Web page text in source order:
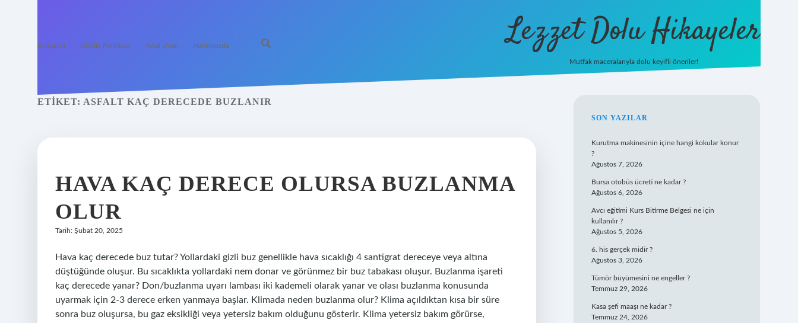
Anasayfa Gizlilik Politikası Yasal Uyarı Hakkımızda Lezzet Dolu Hikayeler
Mutfak maceralarıyla dolu keyifli öneriler!
ETIKET: ASFALT KAÇ DERECEDE BUZLANIR
HAVA KAÇ DERECE OLURSA BUZLANMA
OLUR
Tarih: Şubat 20, 2025
Hava kaç derecede buz tutar? Yollardaki gizli buz genellikle hava sıcaklığı 4 santigrat dereceye veya altına
düştüğünde oluşur. Bu sıcaklıkta yollardaki nem donar ve görünmez bir buz tabakası oluşur. Buzlanma işareti
kaç derecede yanar? Don/buzlanma uyarı lambası iki kademeli olarak yanar ve olası buzlanma konusunda
uyarmak için 2-3 derece erken yanmaya başlar. Klimada neden buzlanma olur? Klima açıldıktan kısa bir süre
sonra buz oluşursa, bu gaz eksikliği veya yetersiz bakım olduğunu gösterir. Klima yetersiz bakım görürse,
SIDEBAR
SON YAZILAR
Kurutma makinesinin içine hangi kokular konur
?
Ağustos 7, 2026
Bursa otobüs ücreti ne kadar ?
Ağustos 6, 2026
Avcı eğitimi Kurs Bitirme Belgesi ne için
kullanılır ?
Ağustos 5, 2026
6. his gerçek midir ?
Ağustos 3, 2026
Tümör büyümesini ne engeller ?
Temmuz 29, 2026
Kasa şefi maaşı ne kadar ?
Temmuz 24, 2026